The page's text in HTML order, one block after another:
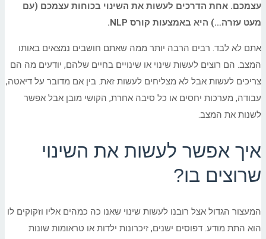
עצמכם. אחת הדרכים לעשות את השינוי בכוחות עצמכם (עם
מעט עזרה…) היא באמצעות קורס NLP
.
אתם לא לבד. רבים הרבה יותר ממה שאתם חושבים נמצאים באותו
המצב. הם רוצים לעשות שינוי או שינויים בחיים שלהם, יודעים מה הם
צריכים לעשות אבל לא מצליחים לעשות זאת. בין אם מדובר על דיאטה,
עבודה, מערכות יחסים או כל סיבה אחרת, הקושי מובן אבל אפשר
לשנות את המצב.
איך אפשר לעשות את השינוי
שרוצים בו?
המעצור הגדול אצל רובנו לעשות שינוי שאנו כה כמהים אליו וזקוקים לו
הוא התת מודע. דפוסים ישנים, זיכרונות ילדות או טראומות שונות